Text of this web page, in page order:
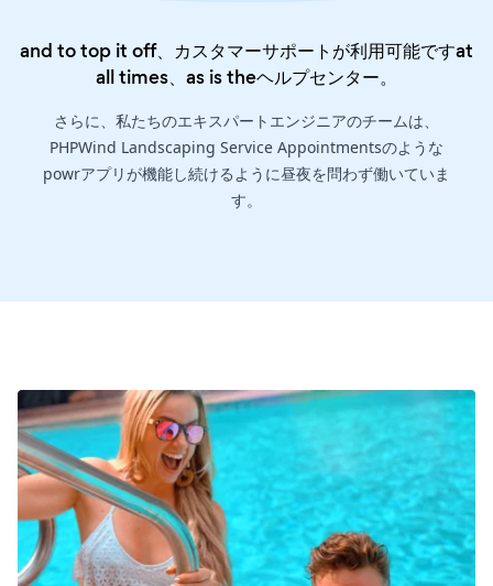
and to top it off、カスタマーサポートが利用可能ですat
all times、as is theヘルプセンター。
さらに、私たちのエキスパートエンジニアのチームは、
PHPWind Landscaping Service Appointmentsのような
powrアプリが機能し続けるように昼夜を問わず働いていま
す。